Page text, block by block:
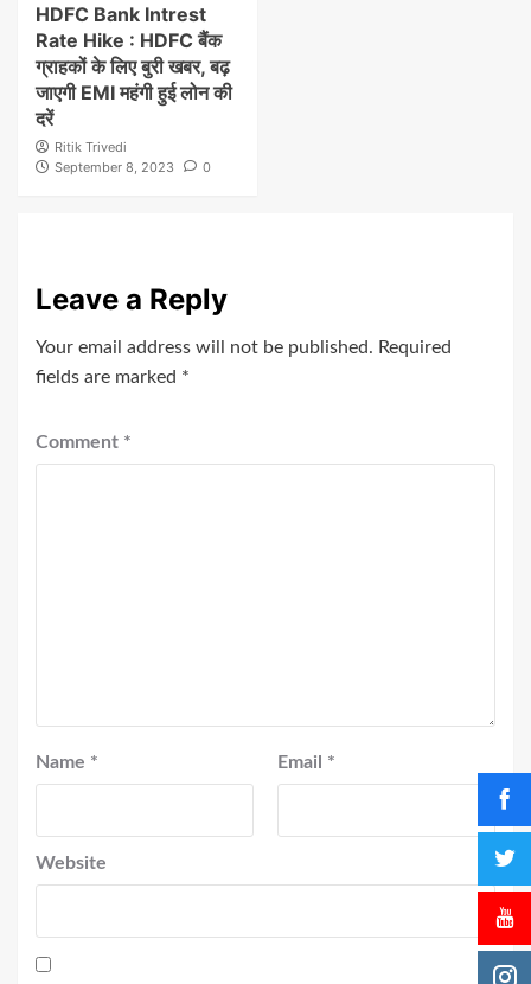
HDFC Bank Intrest
Rate Hike : HDFC बैंक
ग्राहकों के लिए बुरी खबर, बढ़
जाएगी EMI महंगी हुई लोन की
दरें
Ritik Trivedi
September 8, 2023
0
Leave a Reply
Your email address will not be published. Required
fields are marked *
Comment *
Name * Email *
Website